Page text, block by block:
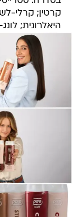
קרטין; קרלי-
היאלרונית;